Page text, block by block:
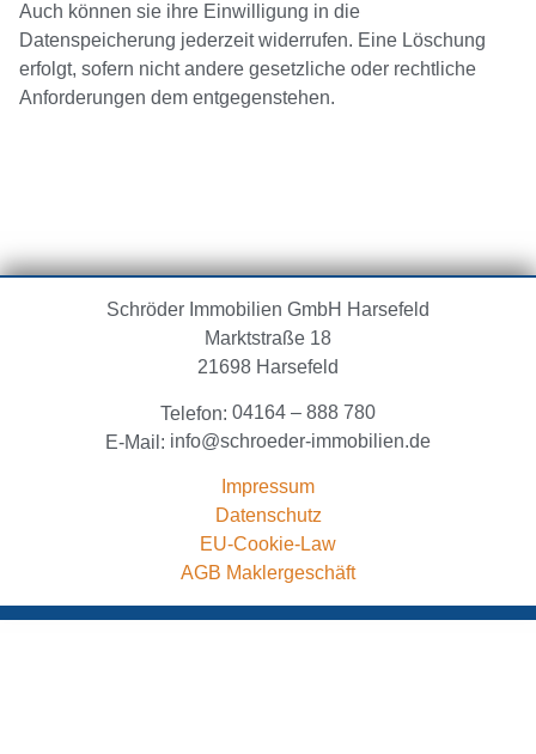
Auch können sie ihre Einwilligung in die
Datenspeicherung jederzeit widerrufen. Eine Löschung
erfolgt, sofern nicht andere gesetzliche oder rechtliche
Anforderungen dem entgegenstehen.
Schröder Immobilien GmbH Harsefeld
Marktstraße 18
21698 Harsefeld
Telefon: 04164 – 888 780
E-Mail: info@schroeder-immobilien.de
Impressum
Datenschutz
EU-Cookie-Law
AGB Maklergeschäft